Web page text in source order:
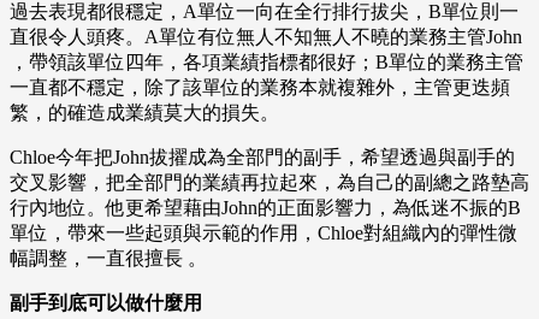
過去表現都很穩定，A單位一向在全行排行拔尖，B單位則一
直很令人頭疼。A單位有位無人不知無人不曉的業務主管John
，帶領該單位四年，各項業績指標都很好；B單位的業務主管
一直都不穩定，除了該單位的業務本就複雜外，主管更迭頻
繁，的確造成業績莫大的損失。
Chloe今年把John拔擢成為全部門的副手，希望透過與副手的
交叉影響，把全部門的業績再拉起來，為自己的副總之路墊高
行內地位。他更希望藉由John的正面影響力，為低迷不振的B
單位，帶來一些起頭與示範的作用，Chloe對組織內的彈性微
幅調整，一直很擅長 。
副手到底可以做什麼用